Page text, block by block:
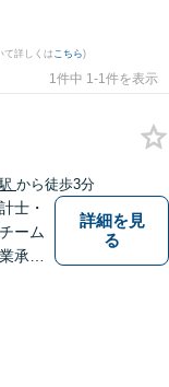
て詳しくはこちら)
1件中 1-1件を表示
から徒歩3分
士・
ーム
承継
詳細を見
る